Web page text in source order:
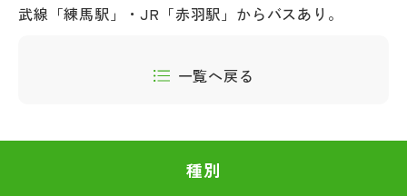
武線「練馬駅」・JR「赤羽駅」からバスあり。
一覧へ戻る
種別